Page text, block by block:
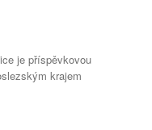
je příspěvkovou
krajem